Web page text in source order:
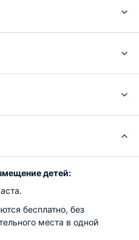
детей:
бесплатно, без
места в одной